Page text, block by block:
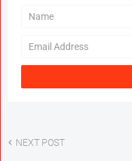
NEXT POST